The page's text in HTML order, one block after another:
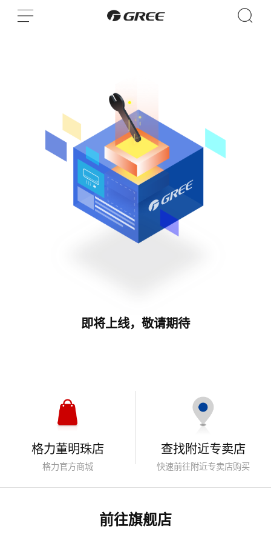
即将上线，敬请期待
格力董明珠店
格力官方商城
查找附近专卖店
快速前往附近专卖店购买
前往旗舰店